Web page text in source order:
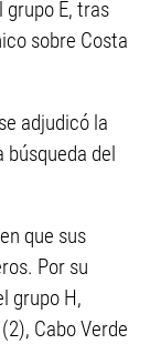
grupo E, tras
sobre Costa
adjudicó la
búsqueda del
que sus
Por su
grupo H,
Cabo Verde